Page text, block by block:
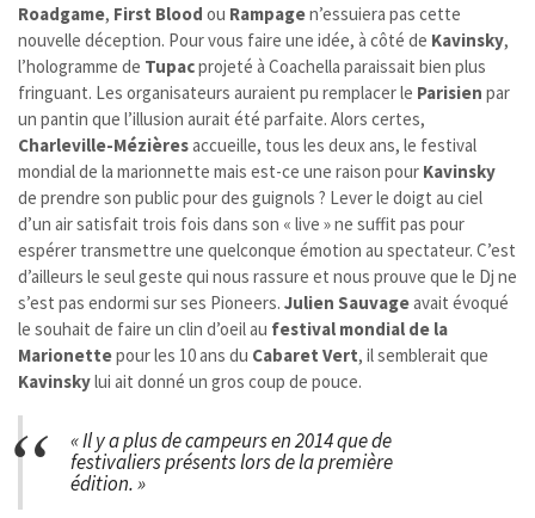
Roadgame, First Blood ou Rampagen’essuiera pas cette
nouvelle déception. Pour vous faire une idée, à côté de Kavinsky,
l’hologramme de Tupacprojeté à Coachella paraissait bien plus
fringuant. Les organisateurs auraient pu remplacer le Parisien par
un pantin que l’illusion aurait été parfaite. Alors certes,
Charleville-Mézièresaccueille, tous les deux ans, le festival
mondial de la marionnette mais est-ce une raison pour Kavinsky
de prendre son public pour des guignols ? Lever le doigt au ciel
d’un air satisfait trois fois dans son « live » ne suffit pas pour
espérer transmettre une quelconque émotion au spectateur. C’est
d’ailleurs le seul geste qui nous rassure et nous prouve que le Dj ne
s’est pas endormi sur ses Pioneers. Julien Sauvageavait évoqué
le souhait de faire un clin d’oeil au festival mondial de la
Marionettepour les 10 ans du Cabaret Vert, il semblerait que
Kavinskylui ait donné un gros coup de pouce.
« Il y a plus de campeurs en 2014 que de
festivaliers présents lors de la première
édition. »